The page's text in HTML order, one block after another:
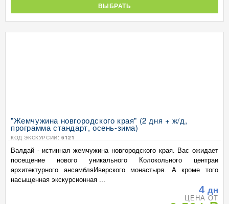
ВЫБРАТЬ
"Жемчужина новгородского края" (2 дня + ж/д,
программа стандарт, осень-зима)
КОД ЭКСКУРСИИ: 6121
Валдай - истинная жемчужина новгородского края. Вас ожидает
посещение нового уникального Колокольного центраи
архитектурного ансамбляИверского монастыря. А кроме того
насыщенная экскурсионная ...
4 дн
ЦЕНА ОТ